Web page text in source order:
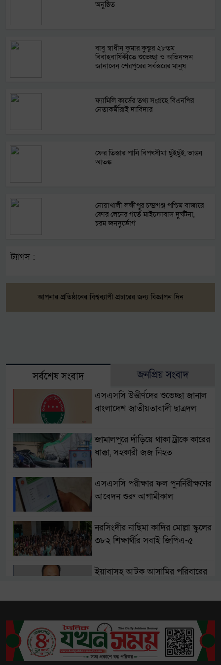
অনুষ্ঠিত
বাবু স্বাধীন কুমার কুন্ডুর ২৮তম
বিবাহবার্ষিকীতে শুভেচ্ছা ও অভিনন্দন
জানালেন শেরপুরের সর্বস্তরের মানুষ
ফ্যামিলি কার্ডের তথ্য সংগ্রহে বিএনপির
নেতাকর্মীরাই দাবিদার
ফের তিস্তার পানি বিপৎসীমা ছুঁইছুঁই, ভাঙন
আতঙ্ক
নোয়াখালী লক্ষীপুর চন্দ্রগঞ্জ পশ্চিম বাজারে
ফোর লেনের গর্তে মাইক্রোবাস দুর্ঘটনা,
চরম জনদুর্ভোগ
ট্যাগস :
সর্বশেষ সংবাদ জনপ্রিয় সংবাদ
এসএসসি উত্তীর্ণদের শুভেচ্ছা জানাল
বাংলাদেশ জাতীয়তাবাদী ছাত্রদল
জামালপুরে দাঁড়িয়ে থাকা ট্রাকে কারের
ধাক্কা, সহকারী জজ নিহত
এসএসসি পরীক্ষার ফল পুনর্নিরীক্ষণের
আবেদন শুরু আগামীকাল
নরসিংদীর নাছিমা কাদির মোল্লা স্কুলের
৩৮২ শিক্ষার্থীর সবাই জিপিএ-৫
ইয়াবাসহ আটক আসামির পরিবারের
হচ্ছে: ডা. শফিকুর রহমান
রিয়াদের সোফা কারখানায় অগ্নিকাণ্ডে